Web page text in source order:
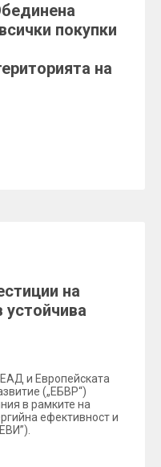
покупки
на
на
устойчива
и Европейската
(„ЕБВР“)
в рамките на
ефективност и